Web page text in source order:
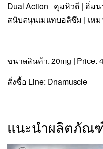
Dual Action | คุมหิวดี | อิ่ม
สนับสนุนเมแทบอลิซึม | เห
ขนาดสินค้า: 20mg | Price:
สั่งซื้อ Line: Dnamuscle
แนะนำผลิตภัณ